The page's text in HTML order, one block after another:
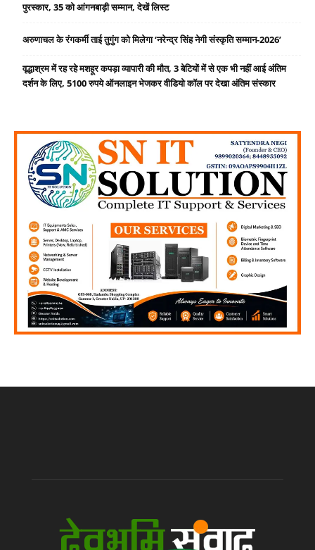
पुरस्कार, 35 को आंगनबाड़ी सम्मान, देखें लिस्ट
अरुणाचल के रंगकर्मी ताई तुगुंग को मिलेगा ‘नरेन्द्र सिंह नेगी संस्कृति सम्मान-2026’
वृद्धाश्रम में रह रहे मशहूर कपड़ा व्यापारी की मौत, 3 बेटियों में से एक भी नहीं आई अंतिम
दर्शन के लिए, 5100 रुपये ऑनलाइन भेजकर वीडियो कॉल पर देखा अंतिम संस्कार